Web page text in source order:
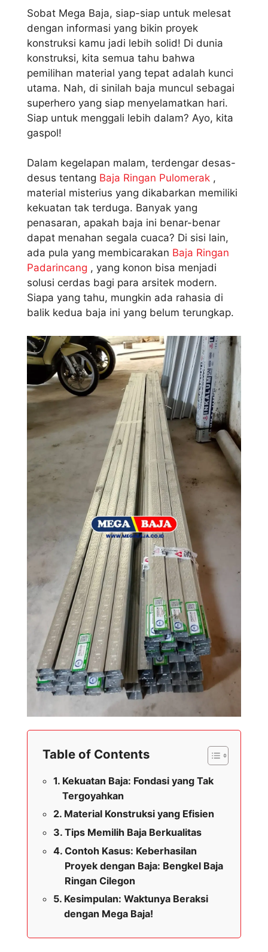
Sobat Mega Baja, siap-siap untuk melesat
dengan informasi yang bikin proyek
konstruksi kamu jadi lebih solid! Di dunia
konstruksi, kita semua tahu bahwa
pemilihan material yang tepat adalah kunci
utama. Nah, di sinilah baja muncul sebagai
superhero yang siap menyelamatkan hari.
Siap untuk menggali lebih dalam? Ayo, kita
gaspol!
Dalam kegelapan malam, terdengar desas-
desus tentang Baja Ringan Pulomerak ,
material misterius yang dikabarkan memiliki
kekuatan tak terduga. Banyak yang
penasaran, apakah baja ini benar-benar
dapat menahan segala cuaca? Di sisi lain,
ada pula yang membicarakan Baja Ringan
Padarincang , yang konon bisa menjadi
solusi cerdas bagi para arsitek modern.
Siapa yang tahu, mungkin ada rahasia di
balik kedua baja ini yang belum terungkap.
Table of Contents
Kekuatan Baja: Fondasi yang Tak
Tergoyahkan
Material Konstruksi yang Efisien
Tips Memilih Baja Berkualitas
Contoh Kasus: Keberhasilan
Proyek dengan Baja: Bengkel Baja
Ringan Cilegon
Kesimpulan: Waktunya Beraksi
dengan Mega Baja!